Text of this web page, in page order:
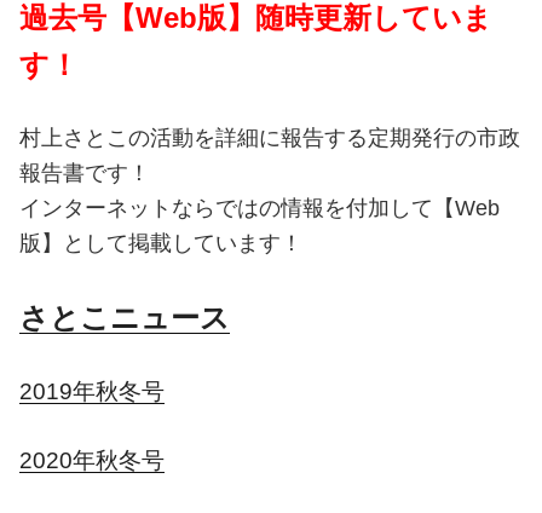
過去号【Web版】随時更新していま
す！
村上さとこの活動を詳細に報告する定期発行の市政
報告書です！
インターネットならではの情報を付加して【Web
版】として掲載しています！
さとこニュース
2019年秋冬号
2020年秋冬号